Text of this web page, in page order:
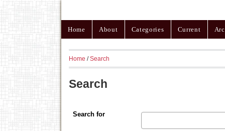
Home About Categories Current
Home /Search
Search
Search for